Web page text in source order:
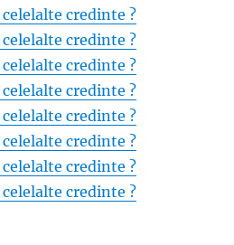
credinte ?
credinte ?
credinte ?
credinte ?
credinte ?
credinte ?
credinte ?
credinte ?